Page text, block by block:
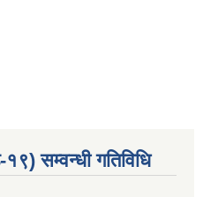
सम्वन्धी गतिविधि